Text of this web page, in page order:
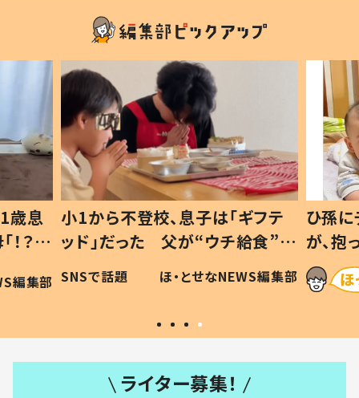
歳息
？」
編集部
小1から不登校、息子は「ギフテ
ッド」だった 父が“ウチ給食”を
作り続ける理由とは #令和の親
#令和の子
SNSで話題 ほ・とせなNEWS編集部
ひ孫
が、
「涙が
い」
ライター募集！